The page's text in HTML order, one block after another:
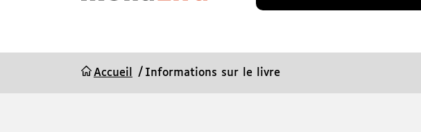
Accueil Informations sur le livre